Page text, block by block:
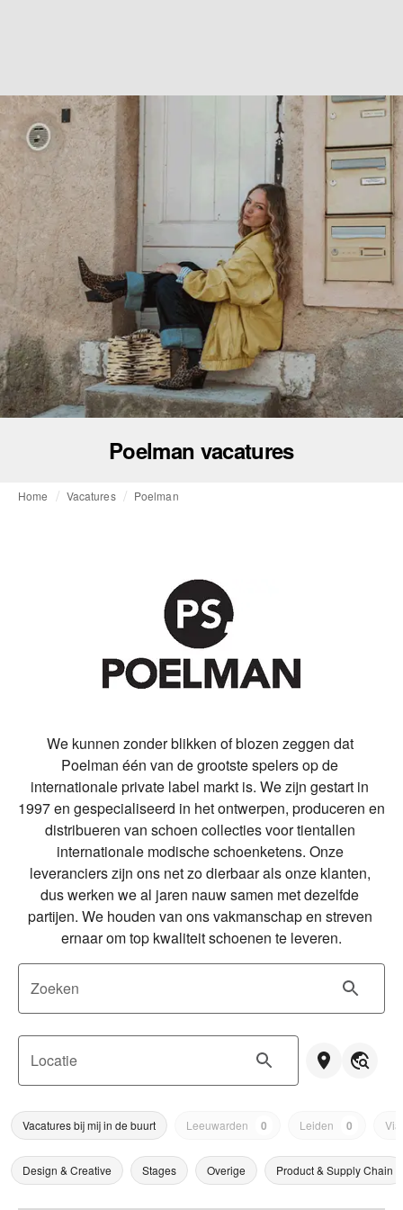
Poelman vacatures
Home Vacatures Poelman
We kunnen zonder blikken of blozen zeggen dat
Poelman één van de grootste spelers op de
internationale private label markt is. We zijn gestart in
1997 en gespecialiseerd in het ontwerpen, produceren en
distribueren van schoen collecties voor tientallen
internationale modische schoenketens. Onze
leveranciers zijn ons net zo dierbaar als onze klanten,
dus werken we al jaren nauw samen met dezelfde
partijen. We houden van ons vakmanschap en streven
ernaar om top kwaliteit schoenen te leveren.
Zoeken
Locatie
Vacatures bij mij in de buurt Leeuwarden 0 Leiden 0
Design & Creative Stages Overige Product & Supply Chain